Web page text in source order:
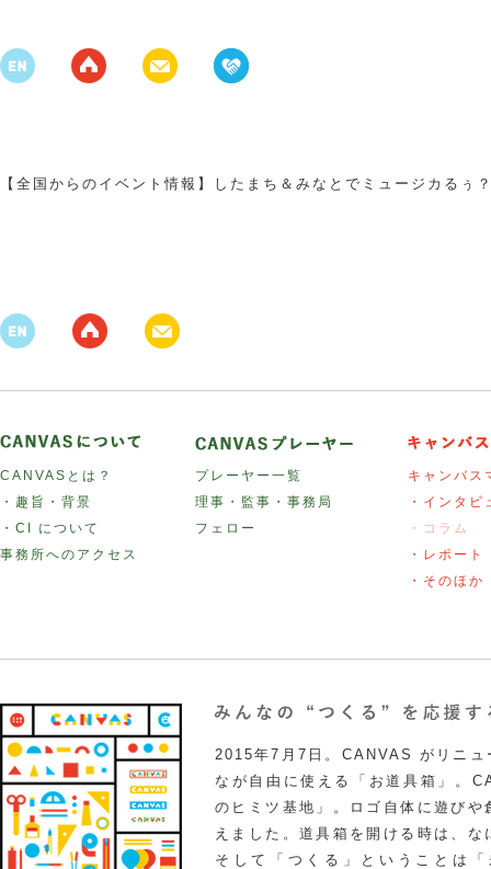
【全国からのイベント情報】したまち＆みなとでミュージカるぅ
CANVASとは？
・趣旨・背景
・CI について
事務所へのアクセス
プレーヤー一覧
理事・監事・事務局
フェロー
キャンバス
・インタビ
・コラム
・レポート
・そのほか
2015年7月7日。CANVAS がリニュ
なが自由に使える「お道具箱」。
のヒミツ基地」。ロゴ自体に遊び
えました。道具箱を開ける時は、
そして「つくる」ということは